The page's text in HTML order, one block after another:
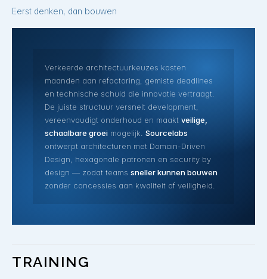
Eerst denken, dan bouwen
Verkeerde architectuurkeuzes kosten
maanden aan refactoring, gemiste deadlines
en technische schuld die innovatie vertraagt.
De juiste structuur versnelt development,
vereenvoudigt onderhoud en maakt veilige,
schaalbare groei mogelijk. Sourcelabs
ontwerpt architecturen met Domain-Driven
Design, hexagonale patronen en security by
design — zodat teams sneller kunnen bouwen
zonder concessies aan kwaliteit of veiligheid.
TRAINING